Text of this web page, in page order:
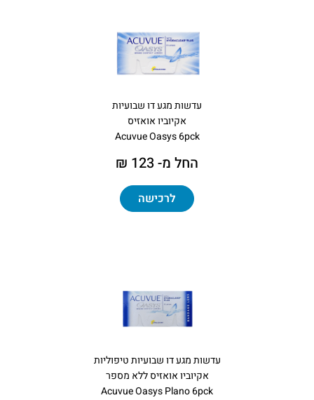
עדשות מגע דו שבועיות
אקיוביו אואזיס
Acuvue Oasys 6pck
החל מ- 123 ₪
לרכישה
עדשות מגע דו שבועיות טיפוליות
אקיוביו אואזיס ללא מספר
Acuvue Oasys Plano 6pck